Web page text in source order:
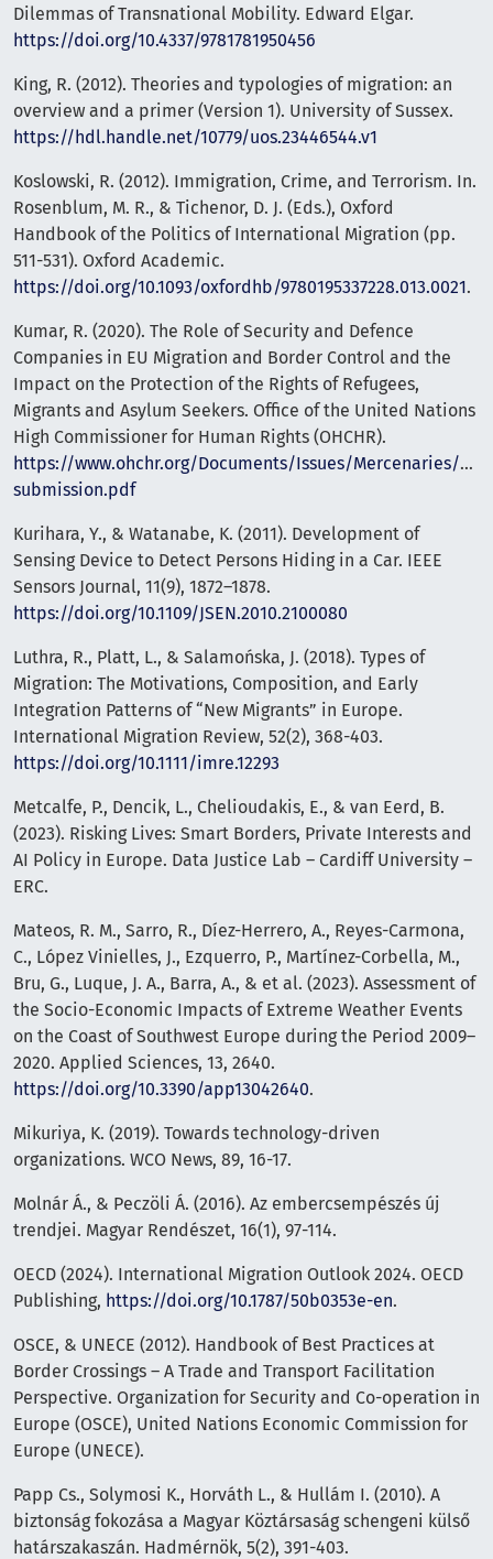
Dilemmas of Transnational Mobility. Edward Elgar.
https://doi.org/10.4337/9781781950456
King, R. (2012). Theories and typologies of migration: an
overview and a primer (Version 1). University of Sussex.
https://hdl.handle.net/10779/uos.23446544.v1
Koslowski, R. (2012). Immigration, Crime, and Terrorism. In.
Rosenblum, M. R., & Tichenor, D. J. (Eds.), Oxford
Handbook of the Politics of International Migration (pp.
511-531). Oxford Academic.
https://doi.org/10.1093/oxfordhb/9780195337228.013.0021.
Kumar, R. (2020). The Role of Security and Defence
Companies in EU Migration and Border Control and the
Impact on the Protection of the Rights of Refugees,
Migrants and Asylum Seekers. Office of the United Nations
High Commissioner for Human Rights (OHCHR).
https://www.ohchr.org/Documents/Issues/Mercenaries/
submission.pdf
Kurihara, Y., & Watanabe, K. (2011). Development of
Sensing Device to Detect Persons Hiding in a Car. IEEE
Sensors Journal, 11(9), 1872–1878.
https://doi.org/10.1109/JSEN.2010.2100080
Luthra, R., Platt, L., & Salamońska, J. (2018). Types of
Migration: The Motivations, Composition, and Early
Integration Patterns of “New Migrants” in Europe.
International Migration Review, 52(2), 368-403.
https://doi.org/10.1111/imre.12293
Metcalfe, P., Dencik, L., Chelioudakis, E., & van Eerd, B.
(2023). Risking Lives: Smart Borders, Private Interests and
AI Policy in Europe. Data Justice Lab – Cardiff University –
ERC.
Mateos, R. M., Sarro, R., Díez-Herrero, A., Reyes-Carmona,
C., López Vinielles, J., Ezquerro, P., Martínez-Corbella, M.,
Bru, G., Luque, J. A., Barra, A., & et al. (2023). Assessment of
the Socio-Economic Impacts of Extreme Weather Events
on the Coast of Southwest Europe during the Period 2009–
2020. Applied Sciences, 13, 2640.
https://doi.org/10.3390/app13042640.
Mikuriya, K. (2019). Towards technology-driven
organizations. WCO News, 89, 16-17.
Molnár Á., & Peczöli Á. (2016). Az embercsempészés új
trendjei. Magyar Rendészet, 16(1), 97-114.
OECD (2024). International Migration Outlook 2024. OECD
Publishing, https://doi.org/10.1787/50b0353e-en.
OSCE, & UNECE (2012). Handbook of Best Practices at
Border Crossings – A Trade and Transport Facilitation
Perspective. Organization for Security and Co-operation in
Europe (OSCE), United Nations Economic Commission for
Europe (UNECE).
Papp Cs., Solymosi K., Horváth L., & Hullám I. (2010). A
biztonság fokozása a Magyar Köztársaság schengeni külső
határszakaszán. Hadmérnök, 5(2), 391-403.